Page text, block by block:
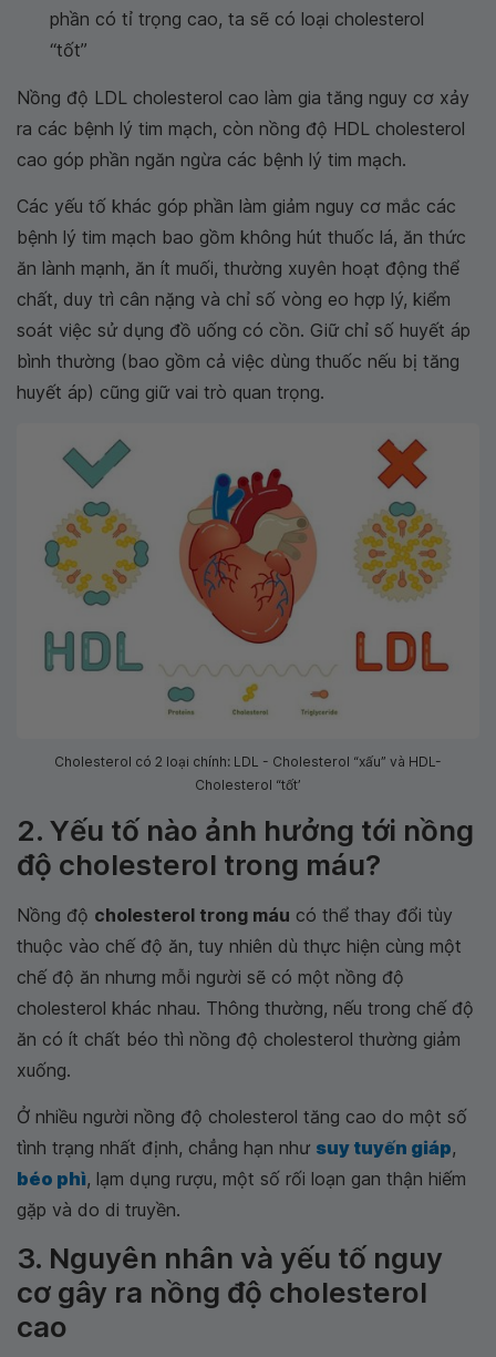
phần có tỉ trọng cao, ta sẽ có loại cholesterol
“tốt”
Nồng độ LDL cholesterol cao làm gia tăng nguy cơ xảy
ra các bệnh lý tim mạch, còn nồng độ HDL cholesterol
cao góp phần ngăn ngừa các bệnh lý tim mạch.
Các yếu tố khác góp phần làm giảm nguy cơ mắc các
bệnh lý tim mạch bao gồm không hút thuốc lá, ăn thức
ăn lành mạnh, ăn ít muối, thường xuyên hoạt động thể
chất, duy trì cân nặng và chỉ số vòng eo hợp lý, kiểm
soát việc sử dụng đồ uống có cồn. Giữ chỉ số huyết áp
bình thường (bao gồm cả việc dùng thuốc nếu bị tăng
huyết áp) cũng giữ vai trò quan trọng.
Cholesterol có 2 loại chính: LDL - Cholesterol “xấu” và HDL-
Cholesterol “tốt’
2. Yếu tố nào ảnh hưởng tới nồng
độ cholesterol trong máu?
Nồng độ cholesterol trong máu có thể thay đổi tùy
thuộc vào chế độ ăn, tuy nhiên dù thực hiện cùng một
chế độ ăn nhưng mỗi người sẽ có một nồng độ
cholesterol khác nhau. Thông thường, nếu trong chế độ
ăn có ít chất béo thì nồng độ cholesterol thường giảm
xuống.
Ở nhiều người nồng độ cholesterol tăng cao do một số
tình trạng nhất định, chẳng hạn như suy tuyến giáp,
béo phì, lạm dụng rượu, một số rối loạn gan thận hiếm
gặp và do di truyền.
3. Nguyên nhân và yếu tố nguy
cơ gây ra nồng độ cholesterol
cao